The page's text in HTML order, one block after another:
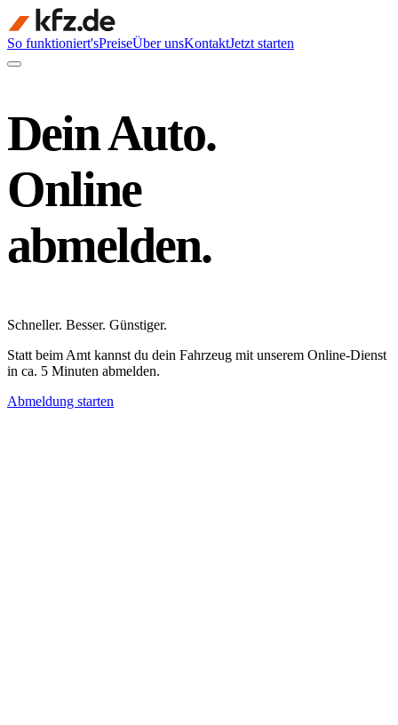
So funktioniert'sPreiseÜber unsKontaktJetzt starten
Dein Auto.
Online
abmelden.
Schneller. Besser. Günstiger.
Statt beim Amt kannst du dein Fahrzeug mit unserem Online-Dienst
in ca. 5 Minuten abmelden.
Abmeldung starten